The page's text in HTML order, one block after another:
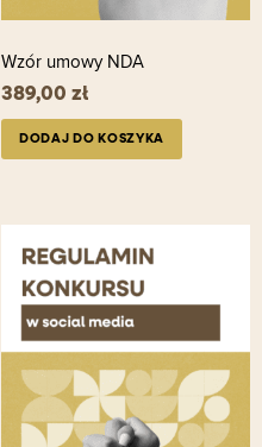
Wzór umowy NDA
389,00 zł
DODAJ DO KOSZYKA